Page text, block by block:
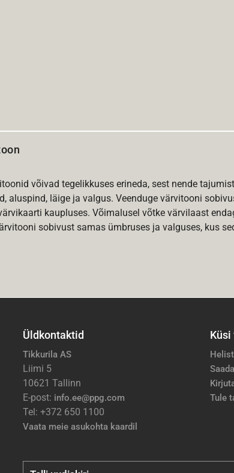
võivad tegelikkuses erineda, sest nende tajumist
aluspind, läige ja valgus. Veenduge värvitooni
kaupluses. Võimalusel võtke värvilaast
sobivust samas ümbruses ja valguses, kus
Üldkontaktid
Tikkurila AS
Liimi 5
10621 Tallinn
E-post: info.ee@ppg.com
Tel: +372 650 1100
Vaata meie asukohta kaardil
Tule